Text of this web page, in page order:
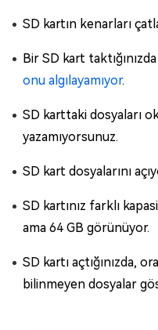
SD kartın kenarları
Bir SD kart taktığınızda
onu algılayamıyor.
SD karttaki dosyaları
yazamıyorsunuz.
SD kart dosyalarını
SD kartınız farklı
ama 64 GB görünüyor.
SD kartı açtığınızda,
bilinmeyen dosyalar